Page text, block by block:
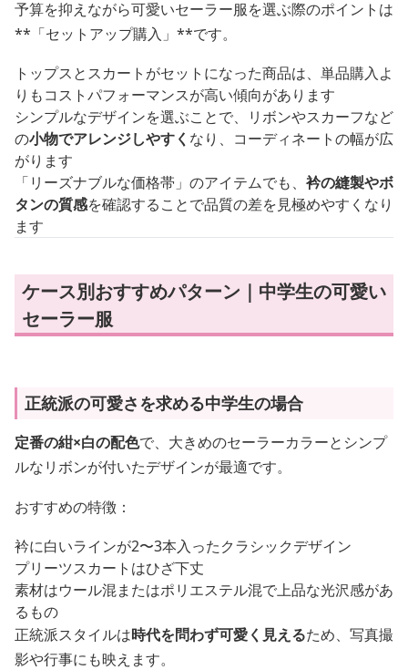
予算を抑えながら可愛いセーラー服を選ぶ際のポイントは
**「セットアップ購入」**です。
トップスとスカートがセットになった商品は、単品購入よ
りもコストパフォーマンスが高い傾向があります
シンプルなデザインを選ぶことで、リボンやスカーフなど
の小物でアレンジしやすく なり、コーディネートの幅が広
がります
「リーズナブルな価格帯」のアイテムでも、 衿の縫製やボ
タンの質感を確認することで品質の差を見極めやすくなり
ます
ケース別おすすめパターン｜中学生の可愛い
セーラー服
正統派の可愛さを求める中学生の場合
定番の紺×白の配色で、大きめのセーラーカラーとシンプ
ルなリボンが付いたデザインが最適です。
おすすめの特徴：
衿に白いラインが2〜3本入ったクラシックデザイン
プリーツスカートはひざ下丈
素材はウール混またはポリエステル混で上品な光沢感があ
るもの
正統派スタイルは時代を問わず可愛く見えるため、写真撮
影や行事にも映えます。